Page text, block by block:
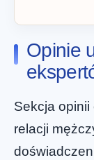
Opinie
Sekcja opinii
relacji